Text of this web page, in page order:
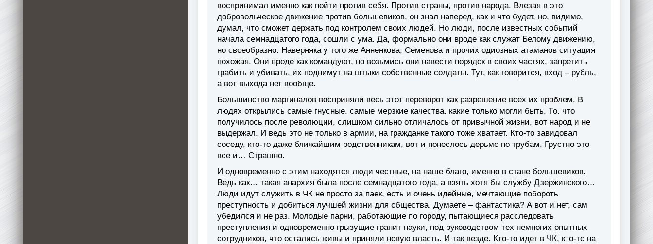
воспринимал именно как пойти против себя. Против страны, против народа. Влезая в это
добровольческое движение против большевиков, он знал наперед, как и что будет, но, видимо,
думал, что сможет держать под контролем своих людей. Но люди, после известных событий
начала семнадцатого года, сошли с ума. Да, формально они вроде как служат Белому движению,
но своеобразно. Наверняка у того же Анненкова, Семенова и прочих одиозных атаманов ситуация
похожая. Они вроде как командуют, но возьмись они навести порядок в своих частях, запретить
грабить и убивать, их поднимут на штыки собственные солдаты. Тут, как говорится, вход – рубль,
а вот выхода нет вообще.
Большинство маргиналов восприняли весь этот переворот как разрешение всех их проблем. В
людях открылись самые гнусные, самые мерзкие качества, какие только могли быть. То, что
получилось после революции, слишком сильно отличалось от привычной жизни, вот народ и не
выдержал. И ведь это не только в армии, на гражданке такого тоже хватает. Кто-то завидовал
соседу, кто-то даже ближайшим родственникам, вот и понеслось дерьмо по трубам. Грустно это
все и… Страшно.
И одновременно с этим находятся люди честные, на наше благо, именно в стане большевиков.
Ведь как… такая анархия была после семнадцатого года, а взять хотя бы службу Дзержинского…
Люди идут служить в ЧК не просто за паек, есть и очень идейные, мечтающие побороть
преступность и добиться лучшей жизни для общества. Думаете – фантастика? А вот и нет, сам
убедился и не раз. Молодые парни, работающие по городу, пытающиеся расследовать
преступления и одновременно грызущие гранит науки, под руководством тех немногих опытных
сотрудников, что остались живы и приняли новую власть. И так везде. Кто-то идет в ЧК, кто-то на